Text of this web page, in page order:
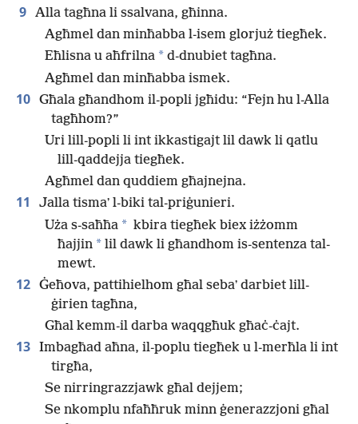
9 Alla tagħna li ssalvana, għinna.
Agħmel dan minħabba l-isem glorjuż tiegħek.
Eħlisna u aħfrilna * d-dnubiet tagħna.
Agħmel dan minħabba ismek.
10 Għala għandhom il-popli jgħidu: “Fejn hu l-Alla
tagħhom?”
Uri lill-popli li int ikkastigajt lil dawk li qatlu
lill-qaddejja tiegħek.
Agħmel dan quddiem għajnejna.
11
Jalla tismaʼ l-biki tal-priġunieri.
Uża s-saħħa * kbira tiegħek biex iżżomm
ħajjin * lil dawk li għandhom is-sentenza tal-
mewt.
12 Ġeħova, pattihielhom għal sebaʼ darbiet lill-
ġirien tagħna,
Għal kemm-il darba waqqgħuk għaċ-ċajt.
13 Imbagħad aħna, il-poplu tiegħek u l-merħla li int
tirgħa,
Se nirringrazzjawk għal dejjem;
Se nkomplu nfaħħruk minn ġenerazzjoni għal